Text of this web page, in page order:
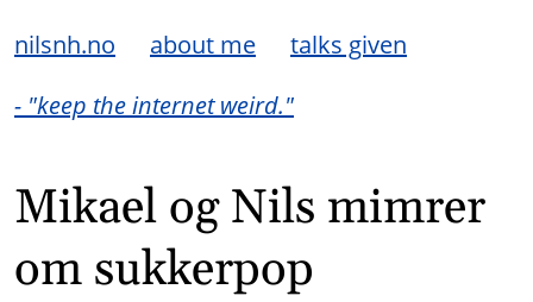
nilsnh.no about me
talks given
- "keep the internet weird."
Mikael og Nils mimrer
om sukkerpop